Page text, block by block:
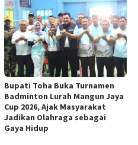
Bupati Toha Buka Turnamen
Badminton Lurah Mangun Jaya
Cup 2026, Ajak Masyarakat
Jadikan Olahraga sebagai
Gaya Hidup